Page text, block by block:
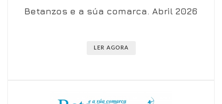
Ver en visor Ver en detalle
Betanzos e a súa comarca. Abril 2026
LER AGORA